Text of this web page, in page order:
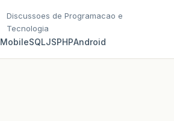
Discussoes de Programacao e
Tecnologia
MobileSQLJSPHPAndroid